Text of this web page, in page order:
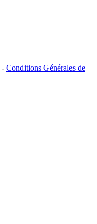
- Conditions Générales de